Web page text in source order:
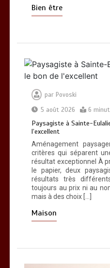
Bien être
par Povoski
5 août 2026
6
Paysagiste à Sainte-
l’excellent
Aménagement
critères qui séparent
résultat exceptionnel À
le papier, deux
résultats très
toujours au prix ni au
mais à des choix […]
Maison